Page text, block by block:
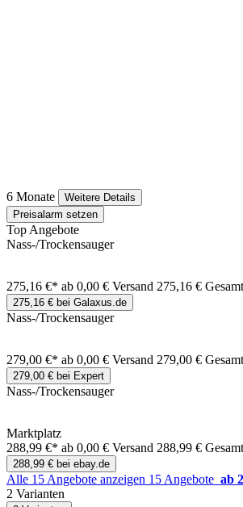
6 Monate
Weitere Details
Preisalarm setzen
Top Angebote
Nass-/Trockensauger
275,16 €* ab 0,00 € Versand 275,16 € Gesamt
275,16 € bei Galaxus.de
Nass-/Trockensauger
279,00 €* ab 0,00 € Versand 279,00 € Gesamt
279,00 € bei Expert
Nass-/Trockensauger
Marktplatz
288,99 €* ab 0,00 € Versand 288,99 € Gesamt
288,99 € bei ebay.de
Alle 15 Angebote anzeigen 15 Angebote ab
2 Varianten